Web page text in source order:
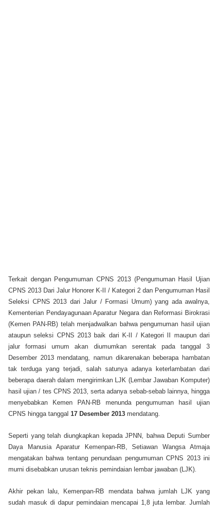
Terkait dengan Pengumuman CPNS 2013 (Pengumuman Hasil Ujian
CPNS 2013 Dari Jalur Honorer K-II / Kategori 2 dan Pengumuman Hasil
Seleksi CPNS 2013 dari Jalur / Formasi Umum) yang ada awalnya,
Kementerian Pendayagunaan Aparatur Negara dan Reformasi Birokrasi
(Kemen PAN-RB) telah menjadwalkan bahwa pengumuman hasil ujian
ataupun seleksi CPNS 2013 baik dari K-II / Kategori II maupun dari
jalur formasi umum akan diumumkan serentak pada tanggal 3
Desember 2013 mendatang, namun dikarenakan beberapa hambatan
tak terduga yang terjadi, salah satunya adanya keterlambatan dari
beberapa daerah dalam mengirimkan LJK (Lembar Jawaban Komputer)
hasil ujian / tes CPNS 2013, serta adanya sebab-sebab lainnya, hingga
menyebabkan Kemen PAN-RB menunda pengumuman hasil ujian
CPNS hingga tanggal 17 Desember 2013 mendatang.
Seperti yang telah diungkapkan kepada JPNN, bahwa Deputi Sumber
Daya Manusia Aparatur Kemenpan-RB, Setiawan Wangsa Atmaja
mengatakan bahwa tentang penundaan pengumuman CPNS 2013 ini
murni disebabkan urusan teknis pemindaian lembar jawaban (LJK).
Akhir pekan lalu, Kemenpan-RB mendata bahwa jumlah LJK yang
sudah masuk di dapur pemindaian mencapai 1,8 juta lembar. Jumlah